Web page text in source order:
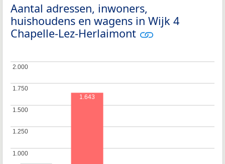
Aantal adressen, inwoners,
huishoudens en wagens in Wijk 4
Chapelle-Lez-Herlaimont
1.000
1.000
1.250
1.250
1.500
1.500
1.750
1.750
2.000
2.000
1.643